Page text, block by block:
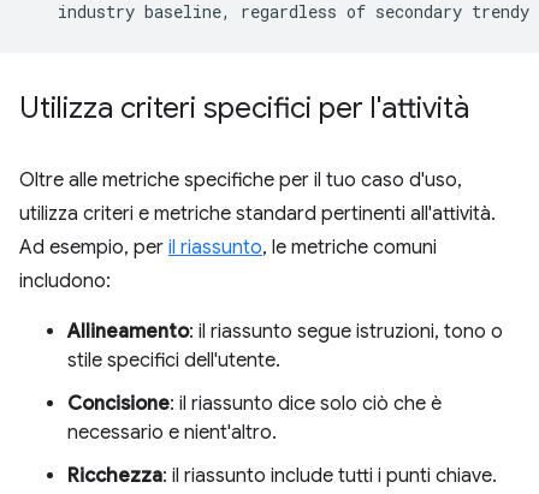
Utilizza criteri specifici per l'attività
Oltre alle metriche specifiche per il tuo caso d'uso,
utilizza criteri e metriche standard pertinenti all'attività.
Ad esempio, per il riassunto, le metriche comuni
includono:
Allineamento: il riassunto segue istruzioni, tono o
stile specifici dell'utente.
Concisione: il riassunto dice solo ciò che è
necessario e nient'altro.
Ricchezza: il riassunto include tutti i punti chiave.